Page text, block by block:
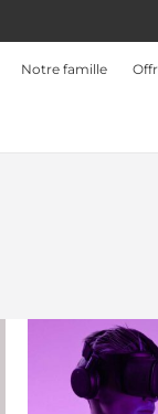
Notre famille